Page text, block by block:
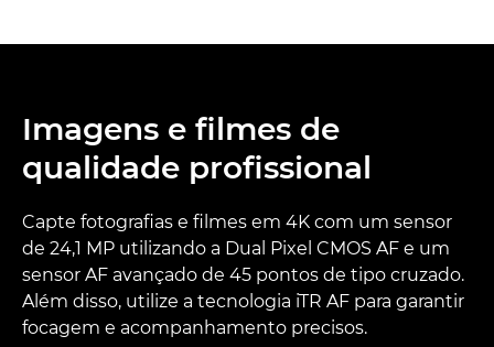
Imagens e filmes de
qualidade profissional
Capte fotografias e filmes em 4K com um sensor
de 24,1 MP utilizando a Dual Pixel CMOS AF e um
sensor AF avançado de 45 pontos de tipo cruzado.
Além disso, utilize a tecnologia iTR AF para garantir
focagem e acompanhamento precisos.